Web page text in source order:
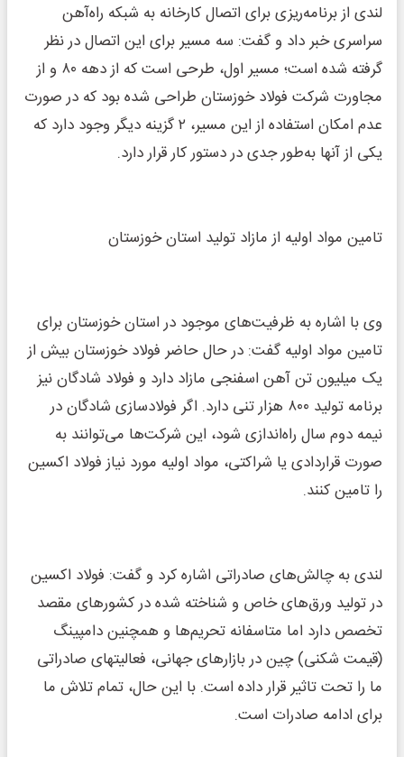
لندی از برنامه‌ریزی برای اتصال کارخانه به شبکه راه‌آهن
سراسری خبر داد و گفت: سه مسیر برای این اتصال در نظر
گرفته شده است؛ مسیر اول، طرحی است که از دهه ۸۰ و از
مجاورت شرکت فولاد خوزستان طراحی شده بود که در صورت
عدم امکان استفاده از این مسیر، ۲ گزینه دیگر وجود دارد که
یکی از آنها به‌طور جدی در دستور کار قرار دارد.
تامین مواد اولیه از مازاد تولید استان خوزستان
وی با اشاره به ظرفیت‌های موجود در استان خوزستان برای
تامین مواد اولیه گفت: در حال حاضر فولاد خوزستان بیش از
یک میلیون تن آهن اسفنجی مازاد دارد و فولاد شادگان نیز
برنامه تولید ۸۰۰ هزار تنی دارد. اگر فولادسازی شادگان در
نیمه دوم سال راه‌اندازی شود، این شرکت‌ها می‌توانند به
صورت قراردادی یا شراکتی، مواد اولیه مورد نیاز فولاد اکسین
را تامین کنند.
لندی به چالش‌های صادراتی اشاره کرد و گفت: فولاد اکسین
در تولید ورق‌های خاص و شناخته‌ شده در کشورهای مقصد
تخصص دارد اما متاسفانه تحریم‌ها و همچنین دامپینگ
(قیمت شکنی) چین در بازارهای جهانی، فعالیتهای صادراتی
ما را تحت تاثیر قرار داده است. با این حال، تمام تلاش ما
برای ادامه صادرات است.